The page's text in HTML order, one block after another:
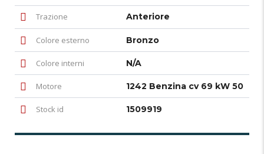
Trazione Anteriore
Colore esterno Bronzo
Colore interni N/A
Motore 1242 Benzina cv 69 kW 50
Stock id 1509919